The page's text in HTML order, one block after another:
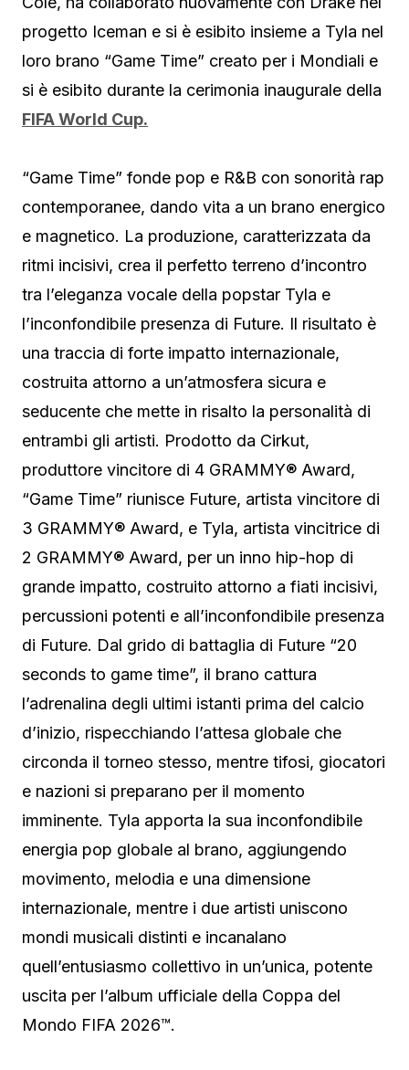
progetto Iceman e si è esibito insieme a Tyla nel
loro brano “Game Time” creato per i Mondiali e
si è esibito durante la cerimonia inaugurale della
FIFA World Cup.
“Game Time” fonde pop e R&B con sonorità rap
contemporanee, dando vita a un brano energico
e magnetico. La produzione, caratterizzata da
ritmi incisivi, crea il perfetto terreno d’incontro
tra l’eleganza vocale della popstar Tyla e
l’inconfondibile presenza di Future. Il risultato è
una traccia di forte impatto internazionale,
costruita attorno a un’atmosfera sicura e
seducente che mette in risalto la personalità di
entrambi gli artisti. Prodotto da Cirkut,
produttore vincitore di 4 GRAMMY® Award,
“Game Time” riunisce Future, artista vincitore di
3 GRAMMY® Award, e Tyla, artista vincitrice di
2 GRAMMY® Award, per un inno hip-hop di
grande impatto, costruito attorno a fiati incisivi,
percussioni potenti e all’inconfondibile presenza
di Future. Dal grido di battaglia di Future “20
seconds to game time”, il brano cattura
l’adrenalina degli ultimi istanti prima del calcio
d’inizio, rispecchiando l’attesa globale che
circonda il torneo stesso, mentre tifosi, giocatori
e nazioni si preparano per il momento
imminente. Tyla apporta la sua inconfondibile
energia pop globale al brano, aggiungendo
movimento, melodia e una dimensione
internazionale, mentre i due artisti uniscono
mondi musicali distinti e incanalano
quell’entusiasmo collettivo in un’unica, potente
uscita per l’album ufficiale della Coppa del
Mondo FIFA 2026™.